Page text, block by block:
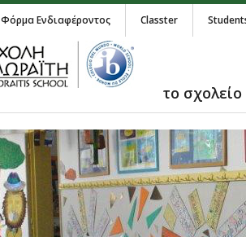
Φόρμα Ενδιαφέροντος Classter
το σχολείο